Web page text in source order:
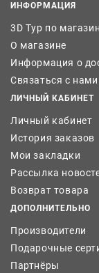
ИНФОРМАЦИЯ
3D Тур по
О магазине
Информация о
Связаться с нами
ЛИЧНЫЙ КАБИНЕТ
Личный кабинет
История заказов
Мои закладки
Рассылка
Возврат товара
ДОПОЛНИТЕЛЬНО
Производители
Подарочные
Партнёры